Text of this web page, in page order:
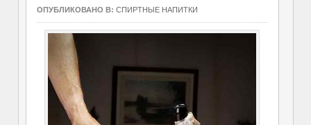
ОПУБЛИКОВАНО В: СПИРТНЫЕ НАПИТКИ